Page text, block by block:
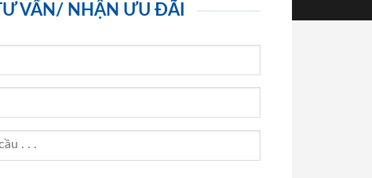
VẤN/ NHẬN ƯU ĐÃI